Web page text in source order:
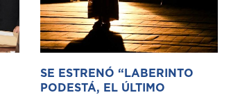
SE ESTRENÓ “LABERINTO
PODESTÁ, EL ÚLTIMO